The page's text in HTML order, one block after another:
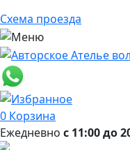
Схема проезда
0 Корзина
Ежедневно с 11:00 до